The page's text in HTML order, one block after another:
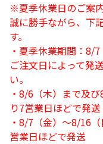
※夏季休業日のご案
誠に勝手ながら、下
す。
・夏季休業期間：8/7
ご注文日によって発
い。
・8/6（木）まで及
り7営業日ほどで発送
・8/7（金）～8/16
営業日ほどで発送